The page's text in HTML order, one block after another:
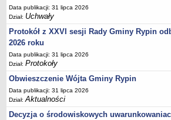
Galeria
Raporty o stanie dostępności
Wnioski
WŁADZE I STRUKTURA
Struktura organizacyjna
Rada gminy
Wójt
Urząd gminy
Data publikacji: 31 lipca 2026
Dział: Uchwały
Protokół z XXVI sesji Rady Gminy Rypin
2026 roku
Data publikacji: 31 lipca 2026
Dział:Protokoły
Obwieszczenie Wójta Gminy Rypin
Data publikacji: 31 lipca 2026
Dział:Aktualności
Decyzja o środowiskowych